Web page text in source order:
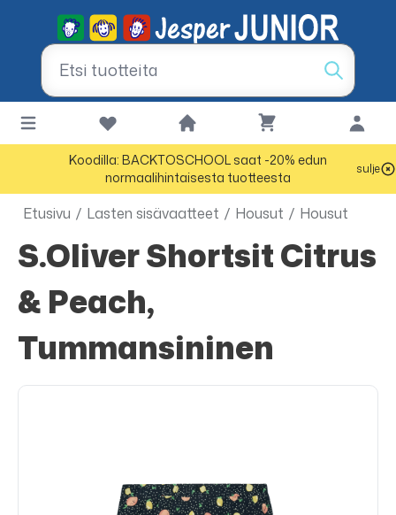
Koodilla: BACKTOSCHOOL saat -20% edun
normaalihintaisesta tuotteesta
sulje
Etusivu / Lasten sisävaatteet / Housut / Housut
s.Oliver Shortsit Citrus
& Peach,
Tummansininen